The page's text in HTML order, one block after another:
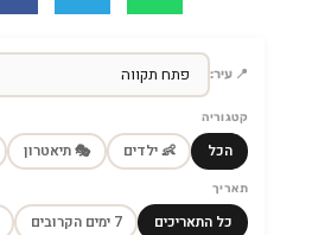
📍 עיר:
קטגוריה
הכל 👶 ילדים 🎭 תיאטרון
תאריך
כל התאריכים 7 ימים הקרובים